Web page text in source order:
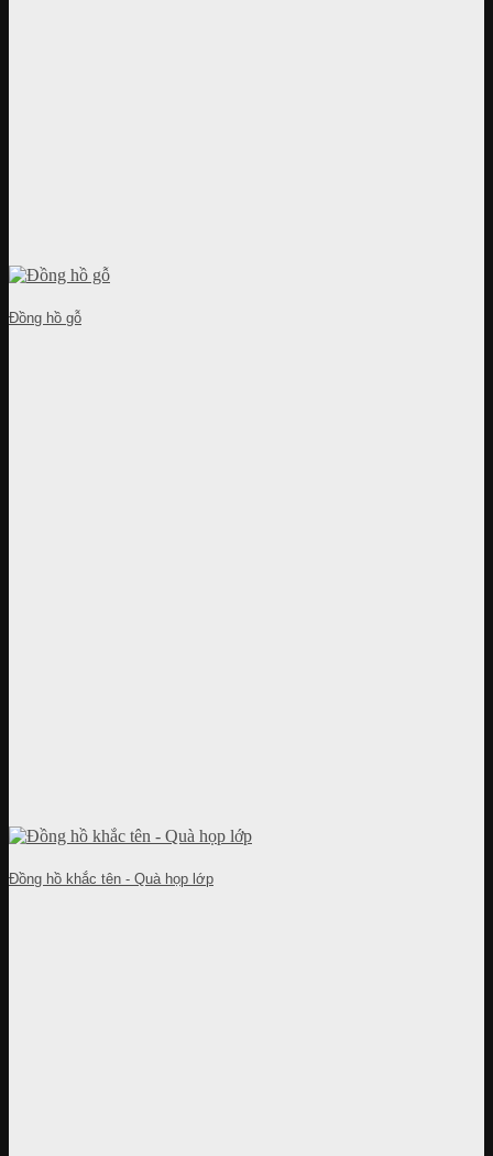
Đồng hồ gỗ
Đồng hồ khắc tên - Quà họp lớp